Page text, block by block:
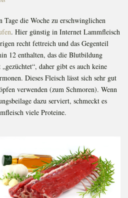
Tage die Woche zu erschwinglichen
. Hier günstig in Internet Lammfleisch
recht fettreich und das Gegenteil
12 enthalten, das die Blutbildung
daher gibt es auch keine
Dieses Fleisch lässt sich sehr gut
verwenden (zum Schmoren). Wenn
dazu serviert, schmeckt es
viele Proteine.